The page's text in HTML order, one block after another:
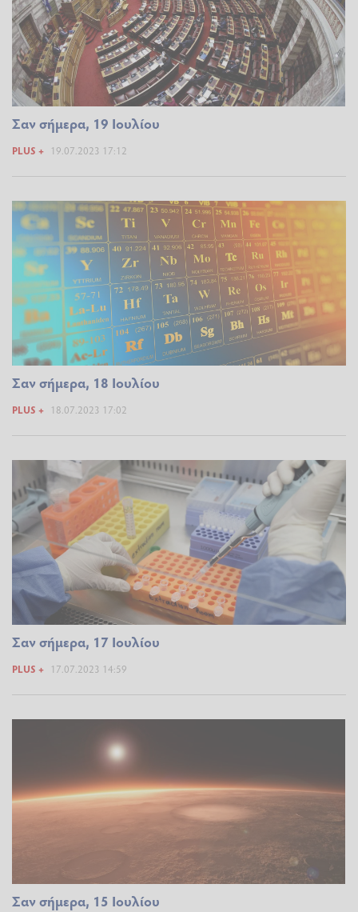
Σαν σήμερα, 19 Ιουλίου
PLUS + 19.07.2023 17:12
Σαν σήμερα, 18 Ιουλίου
PLUS + 18.07.2023 17:02
Σαν σήμερα, 17 Ιουλίου
PLUS + 17.07.2023 14:59
Σαν σήμερα, 15 Ιουλίου